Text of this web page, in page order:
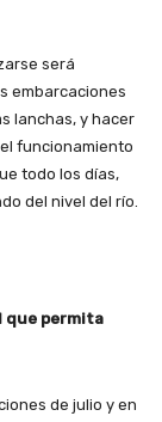
será
embarcaciones
lanchas, y hacer
funcionamiento
todo los días,
del nivel del río.
que permita
de julio y en